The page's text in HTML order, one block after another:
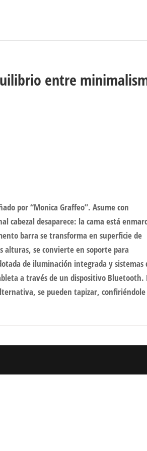
entre
por “Monica Graffeo”. Asume con
cabezal desaparece: la cama está
barra se transforma en superficie de
alturas, se convierte en soporte para
de iluminación integrada y sistemas
a través de un dispositivo Bluetooth.
se pueden tapizar, confiriéndole